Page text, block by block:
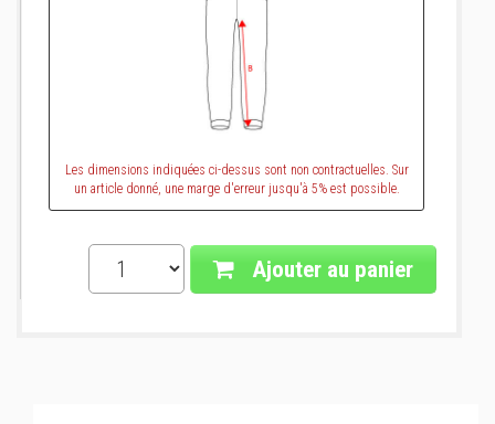
Les dimensions indiquées ci-dessus sont non contractuelles. Sur
un article donné, une marge d'erreur jusqu'à 5% est possible.
Ajouter au panier